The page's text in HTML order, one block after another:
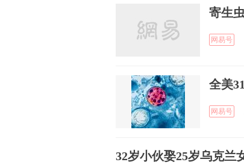
寄生
网易号
全美
网易号
32岁小伙娶25岁乌克兰